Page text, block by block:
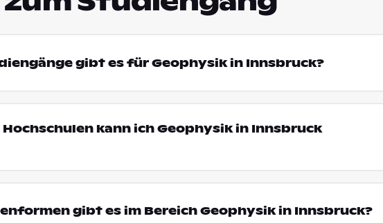
gibt es für Geophysik in Innsbruck?
kann ich Geophysik in Innsbruck
gibt es im Bereich Geophysik in Innsbruck?